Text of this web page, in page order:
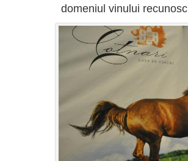
domeniul vinului